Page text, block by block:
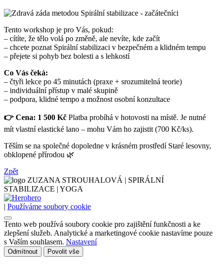
Tento workshop je pro Vás, pokud:
– cítíte, že tělo volá po změně, ale nevíte, kde začít
– chcete poznat Spirální stabilizaci v bezpečném a klidném tempu
– přejete si pohyb bez bolesti a s lehkostí
Co Vás čeká:
– čtyři lekce po 45 minutách (praxe + srozumitelná teorie)
– individuální přístup v malé skupině
– podpora, klidné tempo a možnost osobní konzultace
👉 Cena: 1 500 Kč Platba probíhá v hotovosti na místě. Je nutné
mít vlastní elastické lano – mohu Vám ho zajistit (700 Kč/ks).
Těším se na společné dopoledne v krásném prostředí Staré lesovny,
obklopené přírodou 🌿
Zpět
ZUZANA STROUHALOVÁ | SPIRÁLNÍ
STABILIZACE | YOGA
| Používáme soubory cookie
Tento web používá soubory cookie pro zajištění funkčnosti a ke
zlepšení služeb. Analytické a marketingové cookie nastavíme pouze
s Vaším souhlasem. Nastavení
Odmítnout Povolit vše